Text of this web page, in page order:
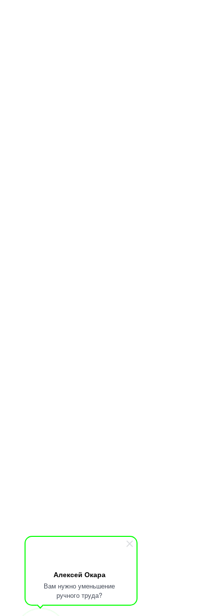
Алексей Окара
Вам нужно уменьшение
ручного труда?